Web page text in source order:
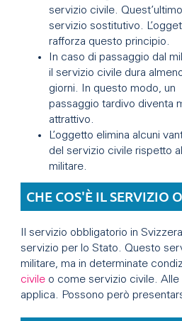
servizio civile.
servizio sostitutivo.
rafforza questo principio.
In caso di passaggio dal
il servizio civile dura
giorni. In questo modo, un
passaggio tardivo diventa
attrattivo.
L’oggetto elimina alcuni
del servizio civile rispetto al
militare.
CHE COS'È IL SERVIZIO
Il servizio obbligatorio in
servizio per lo Stato. Questo
militare, ma in determinate
civile o come servizio civile.
applica. Possono però